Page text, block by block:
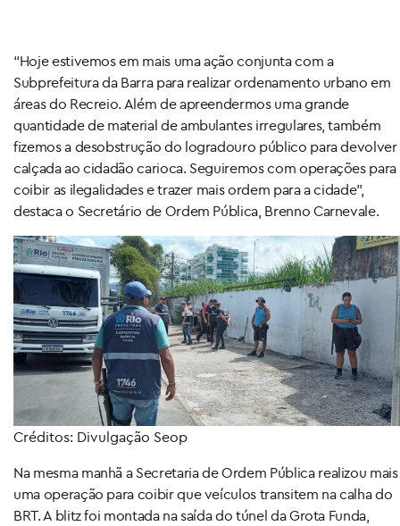
“Hoje estivemos em mais uma ação conjunta com a
Subprefeitura da Barra para realizar ordenamento urbano em
áreas do Recreio. Além de apreendermos uma grande
quantidade de material de ambulantes irregulares, também
fizemos a desobstrução do logradouro público para devolver
calçada ao cidadão carioca. Seguiremos com operações para
coibir as ilegalidades e trazer mais ordem para a cidade”,
destaca o Secretário de Ordem Pública, Brenno Carnevale.
Créditos: Divulgação Seop
Na mesma manhã a Secretaria de Ordem Pública realizou mais
uma operação para coibir que veículos transitem na calha do
BRT. A blitz foi montada na saída do túnel da Grota Funda,